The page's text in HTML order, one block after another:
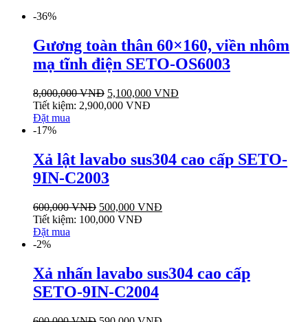
-36%
Gương toàn thân 60×160, viền nhôm
mạ tĩnh điện SETO-OS6003
8,000,000VNĐ 5,100,000 VNĐ
Tiết kiệm: 2,900,000 VNĐ
Đặt mua
-17%
Xả lật lavabo sus304 cao cấp SETO-
9IN-C2003
600,000VNĐ 500,000 VNĐ
Tiết kiệm: 100,000 VNĐ
Đặt mua
-2%
Xả nhấn lavabo sus304 cao cấp
SETO-9IN-C2004